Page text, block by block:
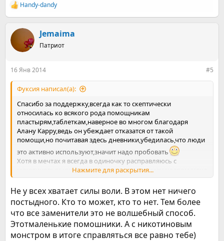
Р
е
к
ц
и
Handy-dandy
Jemaima
Патриот
16 Янв 2014 #5
Фуксия написал(а):
Спасибо за поддержку,всегда как то скептически
относилась ко всякого рода помощникам
пластырям,таблеткам,наверное во многом благодаря
Алану Карру,ведь он убеждает отказатся от такой
помощи,но почитавая здесь дневники,убедилась,что люди
это активно используют,значит надо пробовать
Хотя в мечтах я всегда в одиночку расправляюсь с
никотиновым чудовищем,практически одним ударом меча
убиваю его и живу прекрасной некурящей
жизнью,посмеиваясь над жалкими курягами ,окружающие
интеесуются как же так что за метод такой,а я гордо так
заявляю-просто я сама себе сказала хватит. Ну почему же
так сложно это воплотить?
Нажмите для раскрытия...
Не у всех хватает силы воли. В этом нет ничего
постыдного. Кто то может, кто то нет. Тем более
что все заменители это не волшебный способ.
Этотмаленькие помошники. А с никотиновым
монстром в итоге справляться все равно тебе)